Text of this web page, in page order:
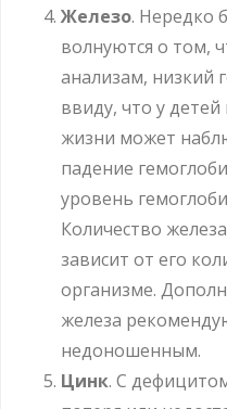
Железо. Нередко
волнуются о том,
анализам, низкий
ввиду, что у
жизни может
падение
уровень
Количество
зависит от его
организме.
железа
недоношенным.
Цинк. С